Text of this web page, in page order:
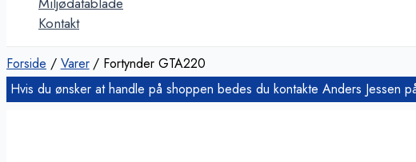
Kontakt
Forside Varer Fortynder GTA220